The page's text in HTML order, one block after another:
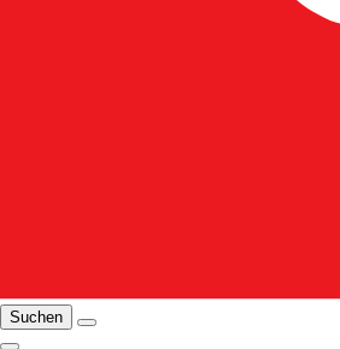
Suchen